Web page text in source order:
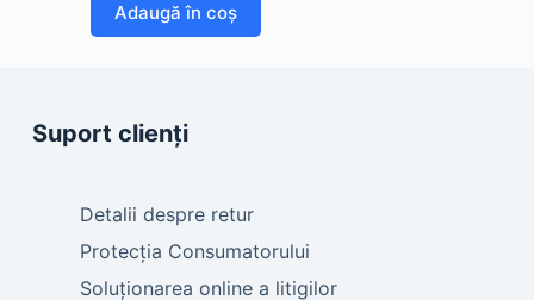
Adaugă în coș
Suport clienți
Detalii despre retur
Protecția Consumatorului
Soluționarea online a litigilor